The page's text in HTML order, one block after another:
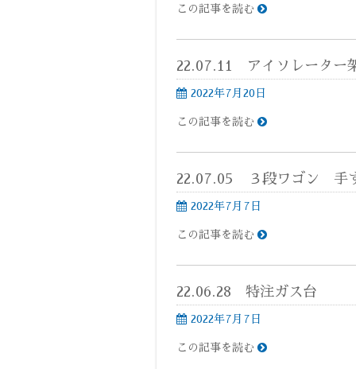
この記事を読む
22.07.11 アイソレーター
2022年7月20日
この記事を読む
22.07.05 ３段ワゴン 手
2022年7月7日
この記事を読む
22.06.28 特注ガス台
2022年7月7日
この記事を読む